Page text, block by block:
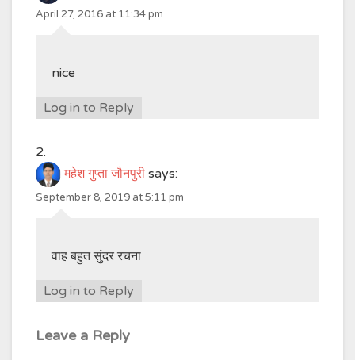
April 27, 2016 at 11:34 pm
nice
Log in to Reply
महेश गुप्ता जौनपुरी says:
September 8, 2019 at 5:11 pm
वाह बहुत सुंदर रचना
Log in to Reply
Leave a Reply